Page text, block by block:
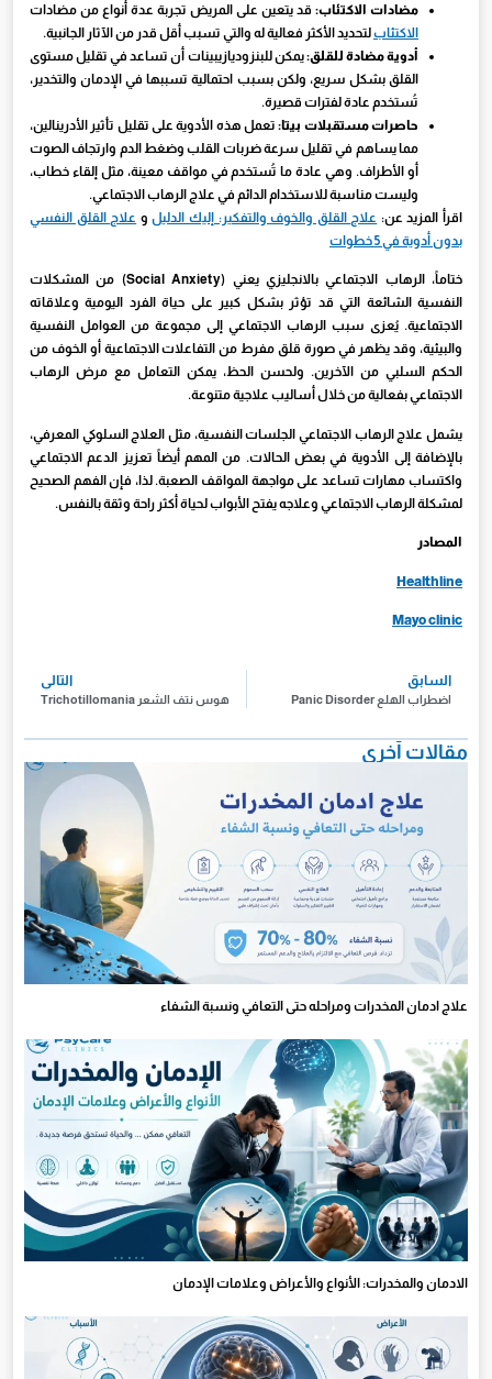
مضادات الاكتئاب: قد يتعين على المريض تجربة عدة أنواع من مضادات
الاكتئابلتحديد الأكثر فعالية له والتي تسبب أقل قدر من الآثار الجانبية.
أدوية مضادة للقلق:يمكن للبنزوديازيبينات أن تساعد في تقليل مستوى
القلق بشكل سريع، ولكن بسبب احتمالية تسببها في الإدمان والتخدير،
تُستخدم عادة لفترات قصيرة.
حاصرات مستقبلات بيتا: تعمل هذه الأدوية على تقليل تأثير الأدرينالين،
مما يساهم في تقليل سرعة ضربات القلب وضغط الدم وارتجاف الصوت
أو الأطراف. وهي عادة ما تُستخدم في مواقف معينة، مثل إلقاء خطاب،
وليست مناسبة للاستخدام الدائم في علاج الرهاب الاجتماعي.
اقرأ المزيد عن: علاج القلق والخوف والتفكير: إليك الدليلو علاج القلق النفسي
بدون أدوية في 5 خطوات
ختاماً، الرهاب الاجتماعي بالانجليزي يعني (Social Anxiety) من المشكلات
النفسية الشائعة التي قد تؤثر بشكل كبير على حياة الفرد اليومية وعلاقاته
الاجتماعية. يُعزى سبب الرهاب الاجتماعي إلى مجموعة من العوامل النفسية
والبيئية، وقد يظهر في صورة قلق مفرط من التفاعلات الاجتماعية أو الخوف من
الحكم السلبي من الآخرين. ولحسن الحظ، يمكن التعامل مع مرض الرهاب
الاجتماعي بفعالية من خلال أساليب علاجية متنوعة.
يشمل علاج الرهاب الاجتماعي الجلسات النفسية، مثل العلاج السلوكي المعرفي،
بالإضافة إلى الأدوية في بعض الحالات. من المهم أيضاً تعزيز الدعم الاجتماعي
واكتساب مهارات تساعد على مواجهة المواقف الصعبة. لذا، فإن الفهم الصحيح
لمشكلة الرهاب الاجتماعي وعلاجه يفتح الأبواب لحياة أكثر راحة وثقة بالنفس.
المصادر
Healthline
Mayo clinic
السابق
اضطراب الهلع Panic Disorder
التالي
هوس نتف الشعر Trichotillomania
مقالات آخرى
علاج ادمان المخدرات ومراحله حتى التعافي ونسبة الشفاء
الادمان والمخدرات: الأنواع والأعراض وعلامات الإدمان